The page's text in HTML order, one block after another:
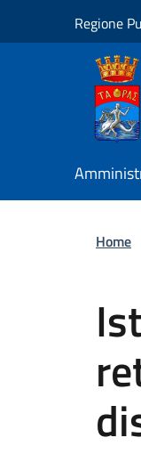
Regione
Home